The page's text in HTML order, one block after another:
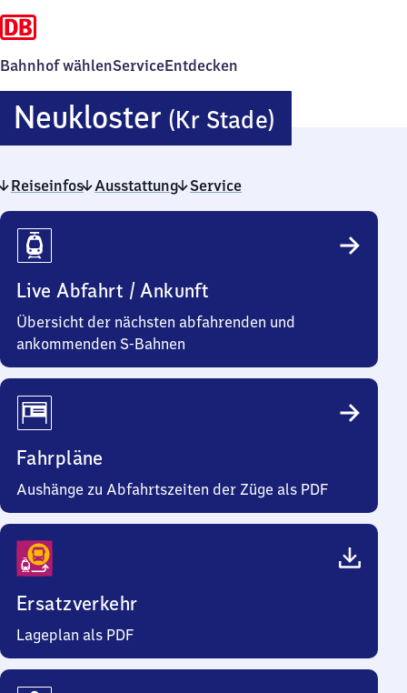
Bahnhof wählenServiceEntdecken
Neukloster (Kr Stade)
(Kreis
Reiseinfos Ausstattung Service
Reiseinfos
Live Abfahrt / Ankunft
Übersicht der nächsten abfahrenden und
ankommenden S-Bahnen
Fahrpläne
Aushänge zu Abfahrtszeiten der Züge als PDF
Ersatzverkehr
Lageplan als PDF